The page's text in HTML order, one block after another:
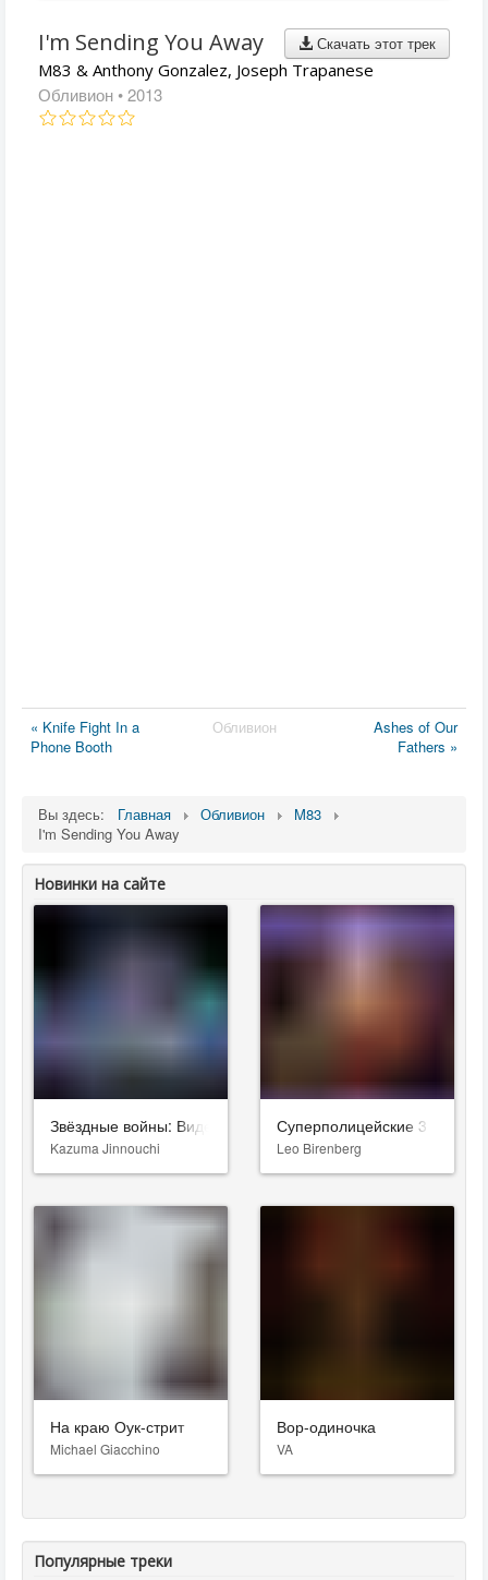
Скачать этот трек
I'm Sending You Away
M83 & Anthony Gonzalez, Joseph Trapanese
Обливион • 2013
« Knife Fight In a
Phone Booth
Обливион
Ashes of Our
Fathers »
Вы здесь: Главная Обливион
M83
I'm Sending You Away
Новинки на сайте
Звёздные войны: Видения. Девятый джедай
Kazuma Jinnouchi
Суперполицейские 3
Leo Birenberg
На краю Оук-стрит
Michael Giacchino
Вор-одиночка
VA
Популярные треки